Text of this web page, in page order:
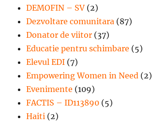
DEMOFIN – SV (2)
Dezvoltare comunitara (87)
Donator de viitor (37)
Educatie pentru schimbare (5)
Elevul EDI (7)
Empowering Women in Need (2)
Evenimente (109)
FACTIS – ID113890 (5)
Haiti (2)